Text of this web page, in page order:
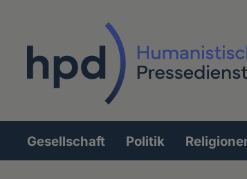
Hauptnavigation
Gesellschaft Politik